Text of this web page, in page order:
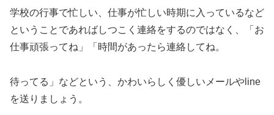
学校の行事で忙しい、仕事が忙しい時期に入っているなど
ということであればしつこく連絡をするのではなく、「お
仕事頑張ってね」「時間があったら連絡してね。
待ってる」などという、かわいらしく優しいメールやline
を送りましょう。